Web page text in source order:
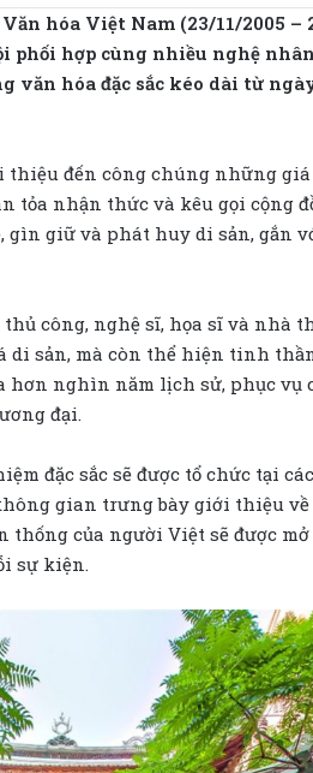
hóa Việt Nam (23/11/2005 –
phối hợp cùng nhiều nghệ
văn hóa đặc sắc kéo dài từ
đến công chúng những giá
tỏa nhận thức và kêu gọi cộng
gìn giữ và phát huy di sản, gắn
công, nghệ sĩ, họa sĩ và nhà
di sản, mà còn thể hiện tinh
hơn nghìn năm lịch sử, phục vụ
đại.
đặc sắc sẽ được tổ chức tại
gian trưng bày giới thiệu
thống của người Việt sẽ được
sự kiện.